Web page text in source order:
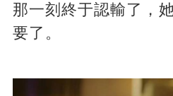
那一刻終于認輸了，
要了。